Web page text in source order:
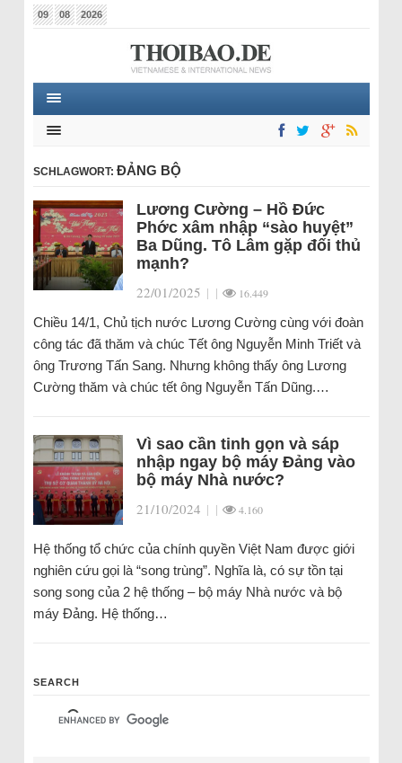
09 08 2026
SCHLAGWORT: ĐẢNG BỘ
Lương Cường – Hồ Đức
Phớc xâm nhập “sào huyệt”
Ba Dũng. Tô Lâm gặp đối thủ
mạnh?
22/01/2025 | | 16.449
Chiều 14/1, Chủ tịch nước Lương Cường cùng với đoàn
công tác đã thăm và chúc Tết ông Nguyễn Minh Triết và
ông Trương Tấn Sang. Nhưng không thấy ông Lương
Cường thăm và chúc tết ông Nguyễn Tấn Dũng.…
Vì sao cần tinh gọn và sáp
nhập ngay bộ máy Đảng vào
bộ máy Nhà nước?
21/10/2024 | | 4.160
Hệ thống tổ chức của chính quyền Việt Nam được giới
nghiên cứu gọi là “song trùng”. Nghĩa là, có sự tồn tại
song song của 2 hệ thống – bộ máy Nhà nước và bộ
máy Đảng. Hệ thống…
SEARCH